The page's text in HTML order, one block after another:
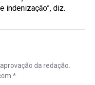
indenização”, diz.
da redação.
*.